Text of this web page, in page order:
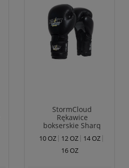
StormCloud
Rękawice
bokserskie Sharq
10 OZ 12 OZ
14 OZ
16 OZ